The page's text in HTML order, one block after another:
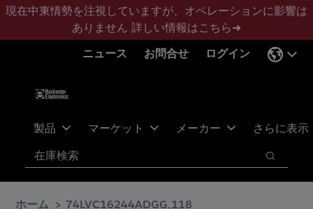
メ
ン
フ
タ
現在中東情勢を注視していますが、オペレーションに影響は
ありません 詳しい情報はこちら➜
ニュース
お問合せ ログイン
製品 マーケット メーカー さらに表示
検索
検索
ホーム 74LVC16244ADGG,118